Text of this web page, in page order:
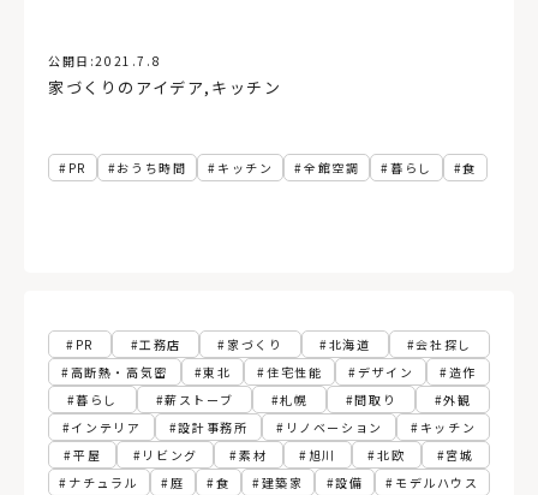
公開日:2021.7.8
家づくりのアイデア, キッチン
PR おうち時間 キッチン 全館空調 暮らし 食
PR 工務店 家づくり 北海道
会社探し
高断熱・高気密
東北 住宅性能 デザイン
造作
暮らし
薪ストーブ 札幌 間取り
外観
インテリア
設計事務所 リノベーション
キッチン
平屋
リビング 素材 旭川 北欧
宮城
ナチュラル
庭 食 建築家 設備
モデルハウス